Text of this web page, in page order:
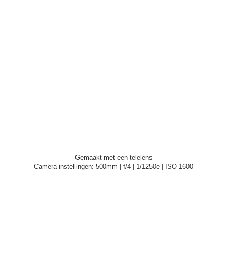
Gemaakt met een telelens
Camera instellingen: 500mm | f/4 | 1/1250e | ISO 1600